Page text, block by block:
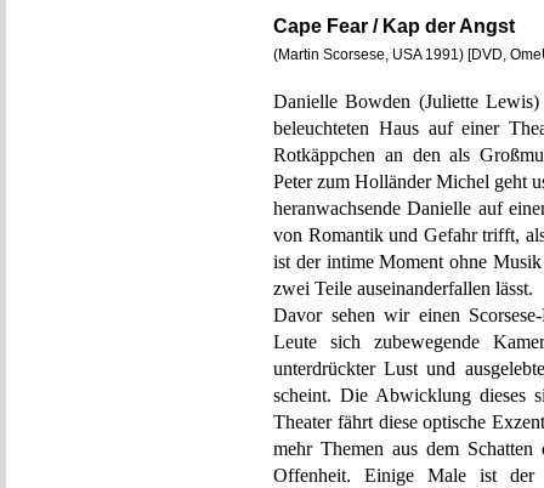
Cape Fear / Kap der Angst
(Martin Scorsese, USA 1991) [DVD,
Danielle Bowden (Juliette
beleuchteten Haus auf einer
Rotkäppchen an den als
Peter zum Holländer Michel geht
heranwachsende Danielle auf
von Romantik und Gefahr trifft,
ist der intime Moment ohne
zwei Teile auseinanderfallen lässt.
Davor sehen wir einen
Leute sich zubewegende
unterdrückter Lust und
scheint. Die Abwicklung dieses
Theater fährt diese optische
mehr Themen aus dem
Offenheit. Einige Male ist